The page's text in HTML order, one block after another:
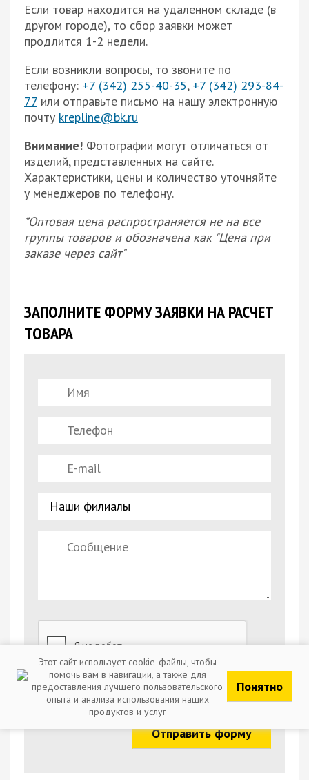
Если товар находится на удаленном складе (в
другом городе), то сбор заявки может
продлится 1-2 недели.
Если возникли вопросы, то звоните по
телефону: +7 (342) 255-40-35, +7 (342) 293-84-
77 или отправьте письмо на нашу электронную
почту krepline@bk.ru
Внимание! Фотографии могут отличаться от
изделий, представленных на сайте.
Характеристики, цены и количество уточняйте
у менеджеров по телефону.
*Оптовая цена распространяется не на все
группы товаров и обозначена как "Цена при
заказе через сайт"
ЗАПОЛНИТЕ ФОРМУ ЗАЯВКИ НА РАСЧЕТ
ТОВАРА
Отправляя заявку, вы соглашаетесь с обработкой
персональных данных
Отправить форму
Этот сайт использует cookie-файлы, чтобы
помочь вам в навигации, а также для
предоставления лучшего пользовательского
опыта и анализа использования наших
продуктов и услуг
Понятно